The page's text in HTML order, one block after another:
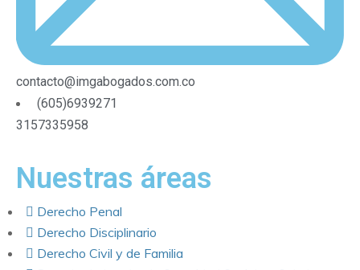
contacto@imgabogados.com.co
(605)6939271
3157335958
Nuestras áreas
Derecho Penal
Derecho Disciplinario
Derecho Civil y de Familia